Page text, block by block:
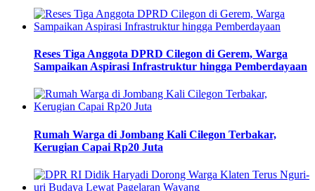
Reses Tiga Anggota DPRD Cilegon di Gerem, Warga
Sampaikan Aspirasi Infrastruktur hingga Pemberdayaan
Rumah Warga di Jombang Kali Cilegon Terbakar,
Kerugian Capai Rp20 Juta